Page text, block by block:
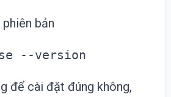
bản
--version
để cài đặt đúng không,